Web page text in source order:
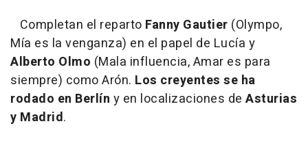
Completan el reparto Fanny Gautier (Olympo,
Mía es la venganza) en el papel de Lucía y
Alberto Olmo (Mala influencia, Amar es para
siempre) como Arón. Los creyentes se ha
rodado en Berlín y en localizaciones de Asturias
y Madrid.